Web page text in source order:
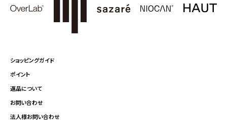
ショッピングガイド
ポイント
返品について
お問い合わせ
法人様お問い合わせ